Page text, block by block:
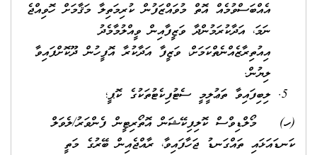
އެއްބަސްވުމެއް އޮތް މުވައްޒަފުން ކުރިމަތިލާ މަޤާމަށް ހޮވިއްޖެ
ނަމަ، އަދާކުރަމުންދާ ވަޒީފާއިން ވީއްލުމާމެދު
އިއުތިރާޒެއްނެތްކަމަށް، ވަޒީފާ އަދާކުރާ އޮފީހުން ދޫކޮށްފައިވާ
ލިޔުން.
ލިބިފައިވާ ތަޢުލީމީ ސެޓުފިކެޓުތަކުގެ ކޮޕީ؛
(ހ) މޯލްޑިވްސް ކޮލިފިކޭޝަން އޮތޯރިޓީން ފެންވަރު/ލެވަލް
ކަނޑައަޅައި ތައްގަނޑު ޖަހާފައިވާ، ރާއްޖެއިން ބޭރުގެ މަތީ